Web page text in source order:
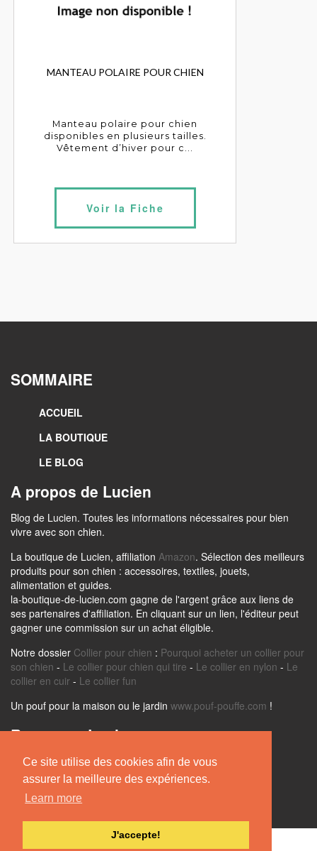
Ce site utilise des cookies afin de vous
assurer la meilleure des expériences.
Learn more
J'accepte!
MANTEAU POLAIRE POUR CHIEN
Manteau polaire pour chien
disponibles en plusieurs tailles.
Vêtement d’hiver pour c...
Voir la Fiche
SOMMAIRE
ACCUEIL
LA BOUTIQUE
LE BLOG
A propos de Lucien
Blog de Lucien. Toutes les informations nécessaires pour bien
vivre avec son chien.
La boutique de Lucien, affiliation Amazon. Sélection des meilleurs
produits pour son chien : accessoires, textiles, jouets,
alimentation et guides.
la-boutique-de-lucien.com gagne de l'argent grâce aux liens de
ses partenaires d'affiliation. En cliquant sur un lien, l'éditeur peut
gagner une commission sur un achat éligible.
Notre dossier Collier pour chien : Pourquoi acheter un collier pour
son chien - Le collier pour chien qui tire - Le collier en nylon - Le
collier en cuir - Le collier fun
Un pouf pour la maison ou le jardin www.pouf-pouffe.com !
Retrouvez Lucien sur